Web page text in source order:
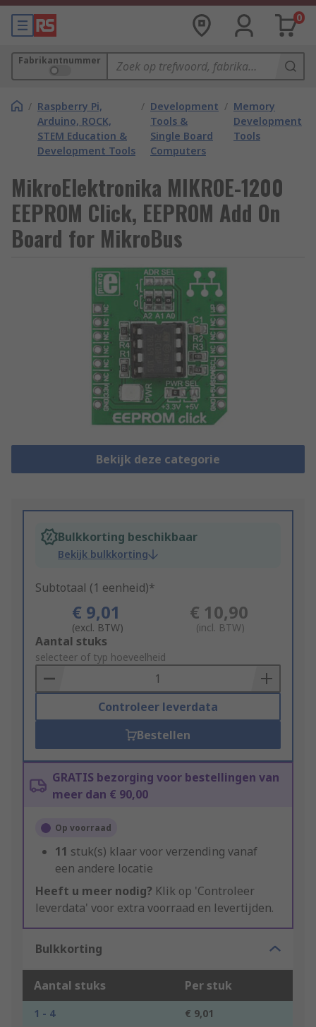
0
Fabrikantnummer
/ Raspberry Pi,
Arduino, ROCK,
STEM Education &
Development Tools
/ Development
Tools &
Single Board
Computers
/ Memory
Development
Tools
MikroElektronika MIKROE-1200
EEPROM Click, EEPROM Add On
Board for MikroBus
Bekijk deze categorie
Bulkkorting beschikbaar
Bekijk bulkkorting
Subtotaal (1 eenheid)*
€ 9,01
(excl. BTW)
€ 10,90
(incl. BTW)
Add
to
Basket
Aantal stuks
selecteer of typ hoeveelheid
Controleer leverdata
Bestellen
GRATIS bezorging voor bestellingen van
meer dan € 90,00
Op voorraad
11 stuk(s) klaar voor verzending vanaf
een andere locatie
Heeft u meer nodig? Klik op 'Controleer
leverdata' voor extra voorraad en levertijden.
Bulkkorting
Aantal stuks Per stuk
1 - 4
€ 9,01